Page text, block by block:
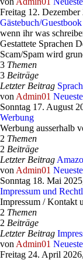
Freitag 12.
Gästebuch/Guestbook
wenn ihr was
Gestattete Sprachen
Scam/Spam wird
3 Themen
3 Beiträge
Letzter Beitrag
von Admin01
Sonntag 17. August
Werbung
Werbung ausserhalb
2 Themen
2 Beiträge
Letzter Beitrag
von Admin01
Sonntag 18. Mai
Impressum und
Impressum / Kontakt
2 Themen
2 Beiträge
Letzter Beitrag
von Admin01
Freitag 24. April